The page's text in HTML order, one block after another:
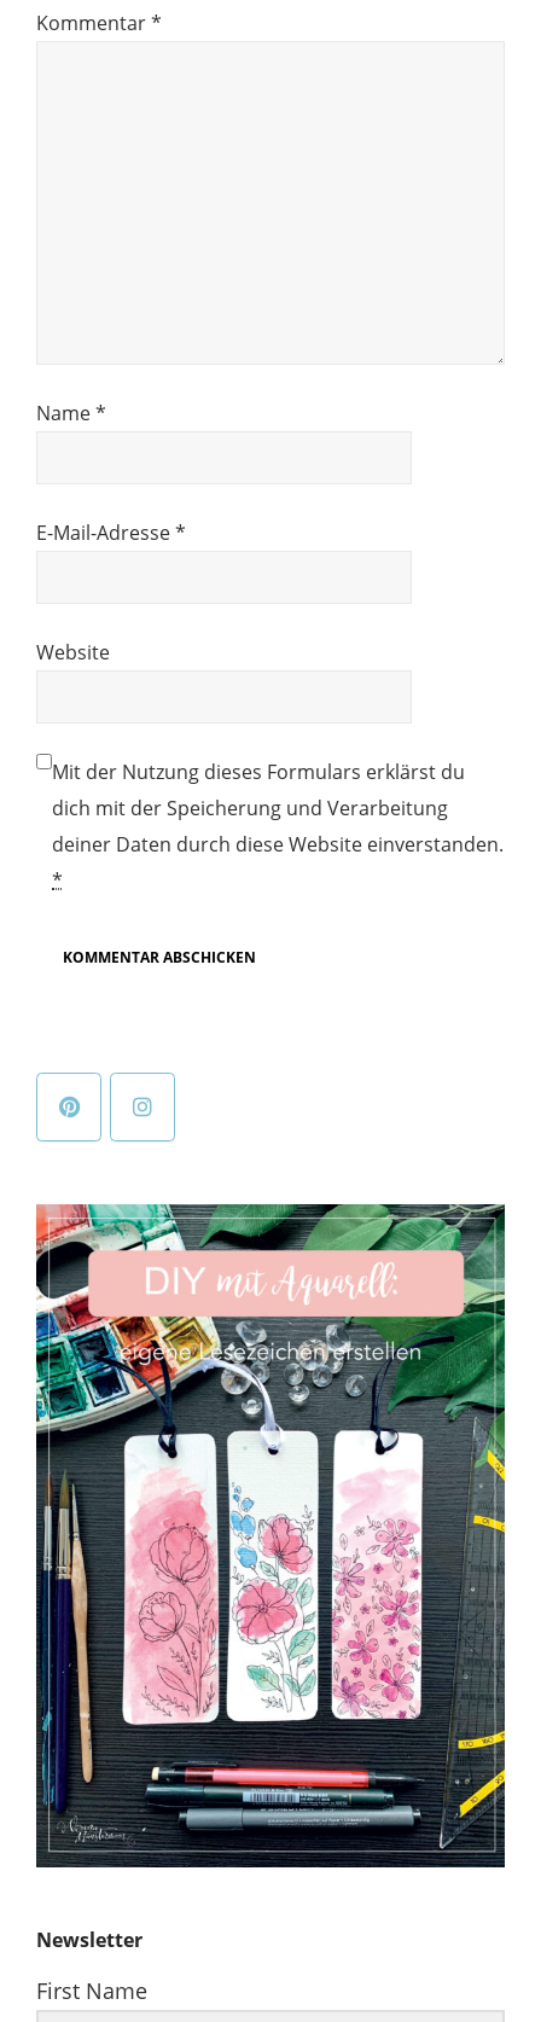
Kommentar*
Name*
E-Mail-Adresse*
Website
Mit der Nutzung dieses Formulars erklärst du
dich mit der Speicherung und Verarbeitung
deiner Daten durch diese Website einverstanden.
*
Newsletter
First Name